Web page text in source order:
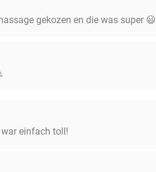
gekozen en die was super 😃
einfach toll!